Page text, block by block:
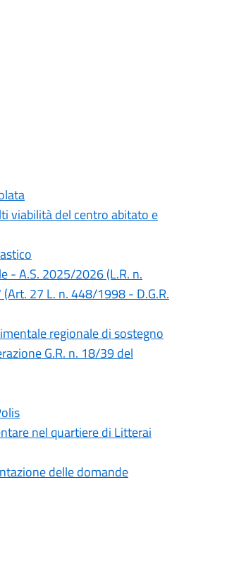
viabilità del centro abitato e
- A.S. 2025/2026 (L.R. n.
27 L. n. 448/1998 - D.G.R.
regionale di sostegno
G.R. n. 18/39 del
nel quartiere di Litterai
delle domande